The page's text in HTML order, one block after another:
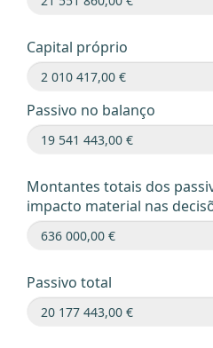
Capital próprio
Passivo no balanço
Montantes totais dos
impacto material nas
Passivo total